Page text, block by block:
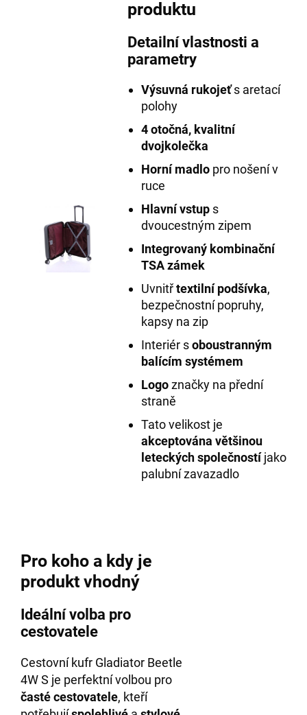
produktu
Detailní vlastnosti a
parametry
Výsuvná rukojeťs aretací
polohy
4 otočná, kvalitní
dvojkolečka
Horní madlopro nošení v
ruce
Hlavní vstups
dvoucestným zipem
Integrovaný kombinační
TSA zámek
Uvnitřtextilní podšívka,
bezpečnostní popruhy,
kapsy na zip
Interiér soboustranným
balícím systémem
Logoznačky na přední
straně
Tato velikost je
akceptována většinou
leteckých společnostíjako
palubní zavazadlo
Pro koho a kdy je
produkt vhodný
Ideální volba pro
cestovatele
Cestovní kufr Gladiator Beetle
4W S je perfektní volbou pro
časté cestovatele, kteří